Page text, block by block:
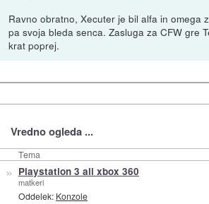
Ravno obratno, Xecuter je bil alfa in omega
pa svoja bleda senca. Zasluga za CFW gre
krat poprej.
Vredno ogleda ...
Tema
» Playstation 3 ali xbox 360
matkeri
Oddelek: Konzole